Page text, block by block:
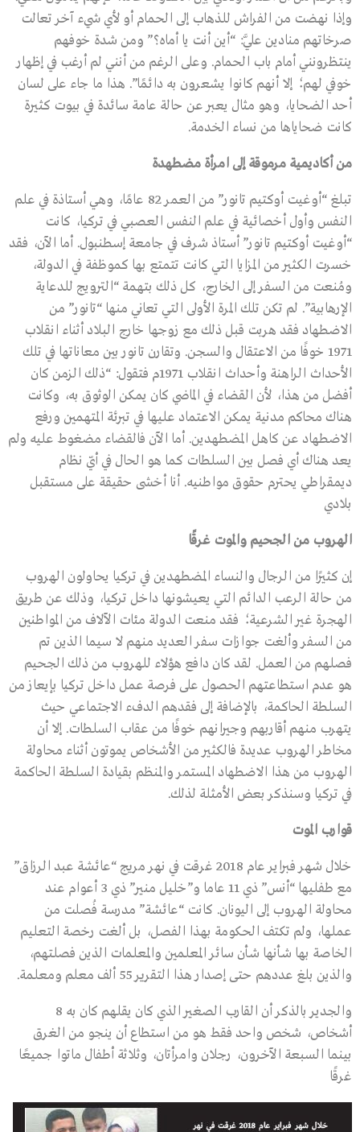
وإذا نهضت من الفراش للذهاب إلى الحمام أو لأي شيء آخر تعالت
صرخاتهم منادين عليَّ: “أين أنت يا أماه؟” ومن شدة خوفهم
ينتظرونني أمام باب الحمام. وعلى الرغم من أنني لم أرغب في إظهار
خوفي لهم؛ إلا أنهم كانوا يشعرون به دائمًا”. هذا ما جاء على لسان
أحد الضحايا، وهو مثال يعبر عن حالة عامة سائدة في بيوت كثيرة
كانت ضحاياها من نساء الخدمة.
من أكاديمية مرموقة إلى امرأة مضطهدة
تبلغ “أوغيت أوكتيم تانور” من العمر 82 عامًا، وهي أستاذة في علم
النفس وأول أخصائية في علم النفس العصبي في تركيا، كانت
“أوغيت أوكتيم تانور” أستاذ شرف في جامعة إسطنبول. أما الآن، فقد
خسرت الكثير من المزايا التي كانت تتمتع بها كموظفة في الدولة،
ومُنعت من السفر إلى الخارج، كل ذلك بتهمة “الترويج للدعاية
الإرهابية”. لم تكن تلك المرة الأولى التي تعاني منها “تانور” من
الاضطهاد فقد هربت قبل ذلك مع زوجها خارج البلاد أثناء انقلاب
1971 خوفًا من الاعتقال والسجن. وتقارن تانور بين معاناتها في تلك
الأحداث الراهنة وأحداث انقلاب 1971م فتقول: “ذلك الزمن كان
أفضل من هذا، لأن القضاء في الماضي كان يمكن الوثوق به، وكانت
هناك محاكم مدنية يمكن الاعتماد عليها في تبرئة المتهمين ورفع
الاضطهاد عن كاهل المضطهدين. أما الآن فالقضاء مضغوط عليه ولم
يعد هناك أي فصل بين السلطات كما هو الحال في أيّ نظام
ديمقراطي يحترم حقوق مواطنيه. أنا أخشى حقيقة على مستقبل
بلادي
الهروب من الجحيم والموت غرقًا
إن كثيرًا من الرجال والنساء المضطهدين في تركيا يحاولون الهروب
من حالة الرعب الدائم التي يعيشونها داخل تركيا، وذلك عن طريق
الهجرة غير الشرعية؛ فقد منعت الدولة مئات الآلاف من المواطنين
من السفر وألغت جوازات سفر العديد منهم لا سيما الذين تم
فصلهم من العمل. لقد كان دافع هؤلاء للهروب من ذلك الجحيم
هو عدم استطاعتهم الحصول على فرصة عمل داخل تركيا بإيعاز من
السلطة الحاكمة، بالإضافة إلى فقدهم الدفء الاجتماعي حيث
يتهرب منهم أقاربهم وجيرانهم خوفًا من عقاب السلطات. إلا أن
مخاطر الهروب عديدة فالكثير من الأشخاص يموتون أثناء محاولة
الهروب من هذا الاضطهاد المستمر والمنظم بقيادة السلطة الحاكمة
في تركيا وسنذكر بعض الأمثلة لذلك.
قوارب الموت
خلال شهر فبراير عام 2018 غرقت في نهر مريج “عائشة عبد الرزاق”
مع طفليها “أنس” ذي 11 عاما و”خليل منير” ذي 3 أعوام عند
محاولة الهروب إلى اليونان. كانت “عائشة” مدرسة فُصلت من
عملها، ولم تكتف الحكومة بهذا الفصل، بل ألغت رخصة التعليم
الخاصة بها شأنها شأن سائر المعلمين والمعلمات الذين فصلتهم،
والذين بلغ عددهم حتى إصدار هذا التقرير 55 ألف معلم ومعلمة.
والجدير بالذكر أن القارب الصغير الذي كان يقلهم كان به 8
أشخاص، شخص واحد فقط هو من استطاع أن ينجو من الغرق
بينما السبعة الآخرون، رجلان وامرأتان، وثلاثة أطفال ماتوا جميعًا
غرقًا